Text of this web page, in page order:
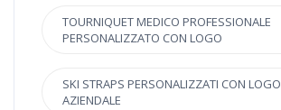
TOURNIQUET MEDICO PROFESSIONALE
PERSONALIZZATO CON LOGO
SKI STRAPS PERSONALIZZATI CON LOGO
AZIENDALE